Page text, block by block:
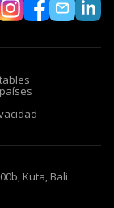
Kuta, Bali